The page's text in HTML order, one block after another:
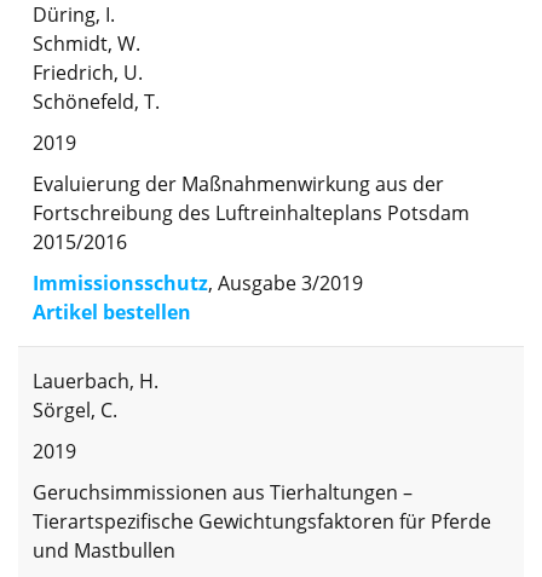
Düring, I.
Schmidt, W.
Friedrich, U.
Schönefeld, T.
2019
Evaluierung der Maßnahmenwirkung aus der
Fortschreibung des Luftreinhalteplans Potsdam
2015/2016
Immissionsschutz, Ausgabe 3/2019
Artikel bestellen
Lauerbach, H.
Sörgel, C.
2019
Geruchsimmissionen aus Tierhaltungen –
Tierartspezifische Gewichtungsfaktoren für Pferde
und Mastbullen